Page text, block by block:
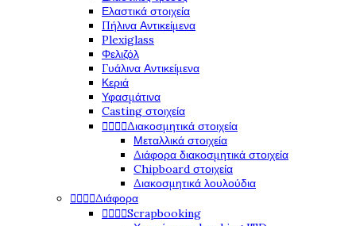
Ελαστικά στοιχεία
Πήλινα Αντικείμενα
Plexiglass
Φελιζόλ
Γυάλινα Αντικείμενα
Κεριά
Υφασμάτινα
Casting στοιχεία
Διακοσμητικά στοιχεία
Μεταλλικά στοιχεία
Διάφορα διακοσμητικά στοιχεία
Chipboard στοιχεία
Διακοσμητικά λουλούδια
Διάφορα
Scrapbooking